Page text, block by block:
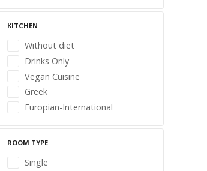
KITCHEN
Without diet
Drinks Only
Vegan Cuisine
Greek
Europian-International
ROOM TYPE
Single